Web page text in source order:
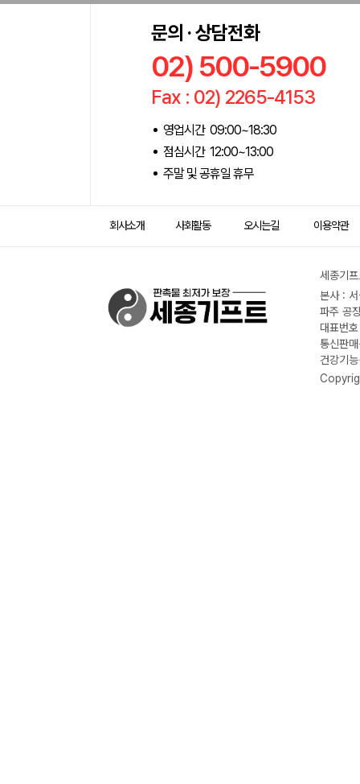
문의 · 상담전화
02) 500-5900
Fax : 02) 2265-4153
영업시간 09:00~18:30
점심시간 12:00~13:00
주말 및 공휴일 휴무
회사소개 사회활동 오시는길 이용약관
세종기
본사 :
파주 공
대표번
통신판
건강기